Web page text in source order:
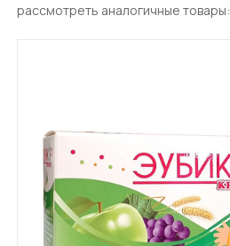
рассмотреть аналогичные товары: